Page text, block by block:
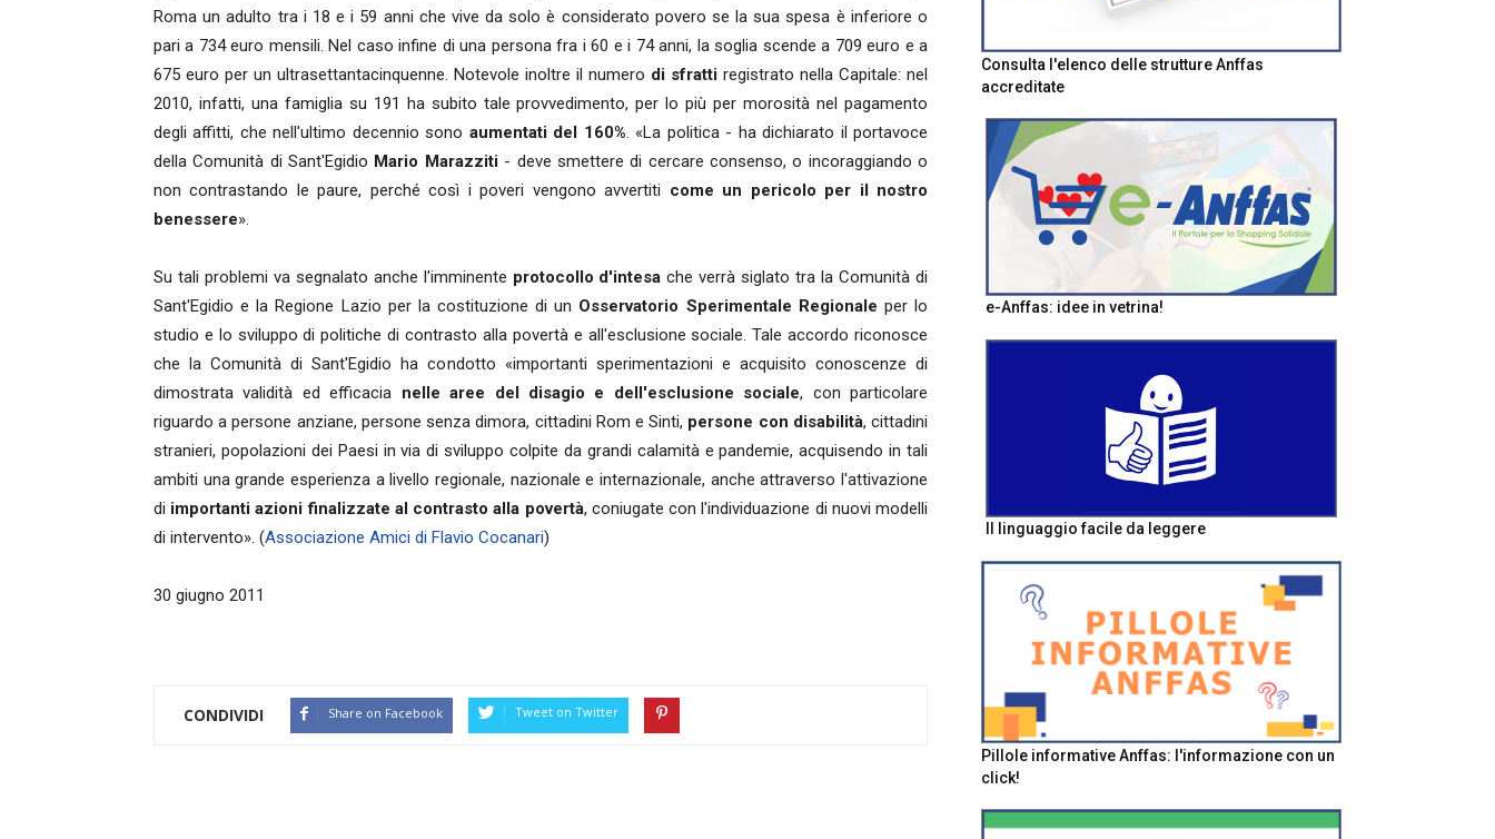
Roma un adulto tra i 18 e i 59 anni che vive da solo è considerato povero se la sua spesa è inferiore o
pari a 734 euro mensili. Nel caso infine di una persona fra i 60 e i 74 anni, la soglia scende a 709 euro e a
675 euro per un ultrasettantacinquenne. Notevole inoltre il numero di sfratti registrato nella Capitale: nel
2010, infatti, una famiglia su 191 ha subito tale provvedimento, per lo più per morosità nel pagamento
degli affitti, che nell'ultimo decennio sono aumentati del 160%. «La politica - ha dichiarato il portavoce
della Comunità di Sant'Egidio Mario Marazziti- deve smettere di cercare consenso, o incoraggiando o
non contrastando le paure, perché così i poveri vengono avvertiti come un pericolo per il nostro
benessere».
Su tali problemi va segnalato anche l'imminente protocollo d'intesa che verrà siglato tra la Comunità di
Sant'Egidio e la Regione Lazio per la costituzione di un Osservatorio Sperimentale Regionale per lo
studio e lo sviluppo di politiche di contrasto alla povertà e all'esclusione sociale. Tale accordo riconosce
che la Comunità di Sant'Egidio ha condotto «importanti sperimentazioni e acquisito conoscenze di
dimostrata validità ed efficacia nelle aree del disagio e dell'esclusione sociale, con particolare
riguardo a persone anziane, persone senza dimora, cittadini Rom e Sinti, persone con disabilità, cittadini
stranieri, popolazioni dei Paesi in via di sviluppo colpite da grandi calamità e pandemie, acquisendo in tali
ambiti una grande esperienza a livello regionale, nazionale e internazionale, anche attraverso l'attivazione
di importanti azioni finalizzate al contrasto alla povertà, coniugate con l'individuazione di nuovi modelli
di intervento». (Associazione Amici di Flavio Cocanari)
30 giugno 2011
CONDIVIDI Share on Facebook Tweet on Twitter
Consulta l'elenco delle strutture Anffas
accreditate
e-Anffas: idee in vetrina!
Il linguaggio facile da leggere
Pillole informative Anffas: l'informazione con un
click!